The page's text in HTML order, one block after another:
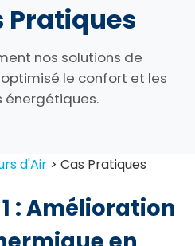
Pratiques
nos solutions de
le confort et les
énergétiques.
d'Air > Cas Pratiques
: Amélioration